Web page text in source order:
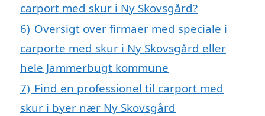
carport med skur i Ny Skovsgård?
6) Oversigt over firmaer med speciale i
carporte med skur i Ny Skovsgård eller
hele Jammerbugt kommune
7) Find en professionel til carport med
skur i byer nær Ny Skovsgård